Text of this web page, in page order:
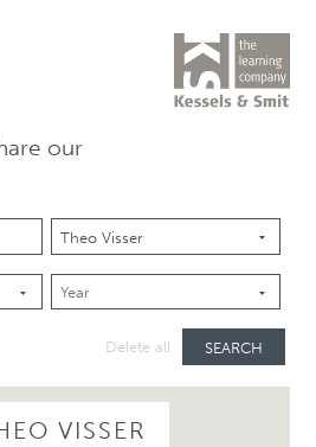
our
Delete all SEARCH
VISSER